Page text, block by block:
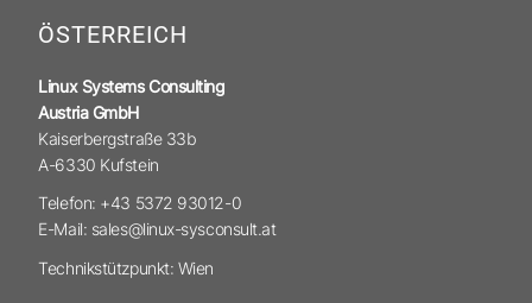
ÖSTERREICH
Linux Systems Consulting
Austria GmbH
Kaiserbergstraße 33b
A-6330 Kufstein
Telefon: +43 5372 93012-0
E-Mail: sales@linux-sysconsult.at
Technikstützpunkt: Wien